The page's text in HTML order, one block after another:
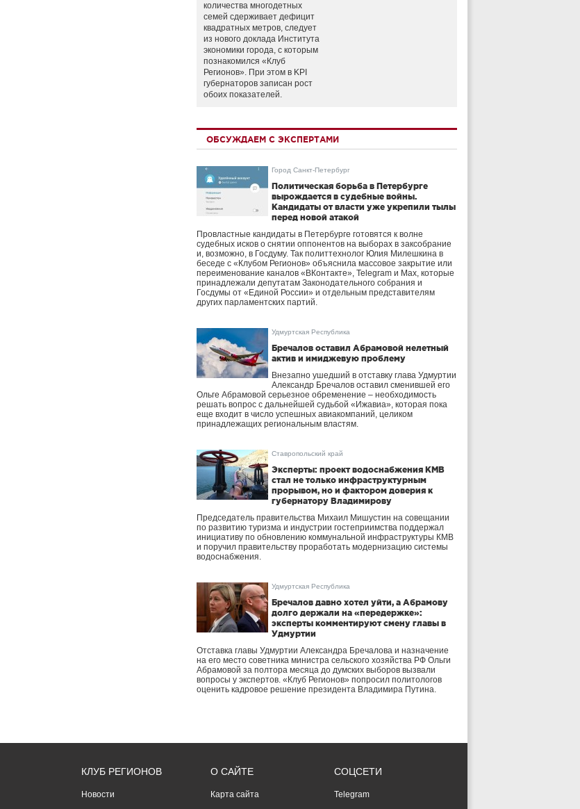
количества многодетных
семей сдерживает дефицит
квадратных метров, следует
из нового доклада Института
экономики города, с которым
познакомился «Клуб
Регионов». При этом в KPI
губернаторов записан рост
обоих показателей.
ОБСУЖДАЕМ С ЭКСПЕРТАМИ
Город Санкт-Петербург
Политическая борьба в Петербурге
вырождается в судебные войны.
Кандидаты от власти уже укрепили тылы
перед новой атакой
Провластные кандидаты в Петербурге готовятся к волне
судебных исков о снятии оппонентов на выборах в заксобрание
и, возможно, в Госдуму. Так политтехнолог Юлия Милешкина в
беседе с «Клубом Регионов» объяснила массовое закрытие или
переименование каналов «ВКонтакте», Telegram и Max, которые
принадлежали депутатам Законодательного собрания и
Госдумы от «Единой России» и отдельным представителям
других парламентских партий.
Удмуртская Республика
Бречалов оставил Абрамовой нелетный
актив и имиджевую проблему
Внезапно ушедший в отставку глава Удмуртии
Александр Бречалов оставил сменившей его
Ольге Абрамовой серьезное обременение – необходимость
решать вопрос с дальнейшей судьбой «Ижавиа», которая пока
еще входит в число успешных авиакомпаний, целиком
принадлежащих региональным властям.
Ставропольский край
Эксперты: проект водоснабжения КМВ
стал не только инфраструктурным
прорывом, но и фактором доверия к
губернатору Владимирову
Председатель правительства Михаил Мишустин на совещании
по развитию туризма и индустрии гостеприимства поддержал
инициативу по обновлению коммунальной инфраструктуры КМВ
и поручил правительству проработать модернизацию системы
водоснабжения.
Удмуртская Республика
Бречалов давно хотел уйти, а Абрамову
долго держали на «передержке»:
эксперты комментируют смену главы в
Удмуртии
Отставка главы Удмуртии Александра Бречалова и назначение
на его место советника министра сельского хозяйства РФ Ольги
Абрамовой за полтора месяца до думских выборов вызвали
вопросы у экспертов. «Клуб Регионов» попросил политологов
оценить кадровое решение президента Владимира Путина.
КЛУБ РЕГИОНОВ
Новости
О САЙТЕ
Карта сайта
СОЦСЕТИ
Telegram